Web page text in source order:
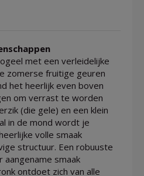
met een verleidelijke
zomerse fruitige geuren
het heerlijk even boven
om verrast te worden
(die gele) en een klein
in de mond wordt je
volle smaak
structuur. Een robuuste
smaak
ontdoet zich van alle